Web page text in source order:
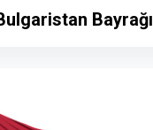
Bayrağı